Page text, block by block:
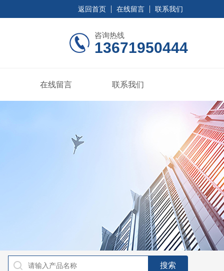
返回首页 在线留言 联系我们
咨询热线
13671950444
在线留言 联系我们